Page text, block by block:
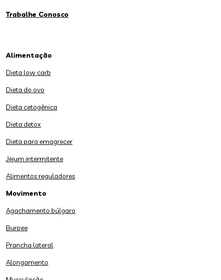
Trabalhe Conosco
Alimentação
Dieta low carb
Dieta do ovo
Dieta cetogênica
Dieta detox
Dieta para emagrecer
Jejum intermitente
Alimentos reguladores
Movimento
Agachamento búlgaro
Burpee
Prancha lateral
Alongamento